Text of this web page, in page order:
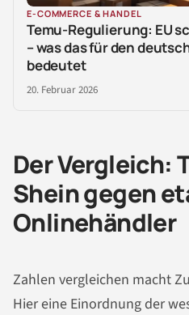
E-COMMERCE & HANDEL
Temu-Regulierung: EU
– was das für den
bedeutet
20. Februar 2026
Der Vergleich:
Shein gegen
Onlinehändler
Zahlen vergleichen macht
Hier eine Einordnung der